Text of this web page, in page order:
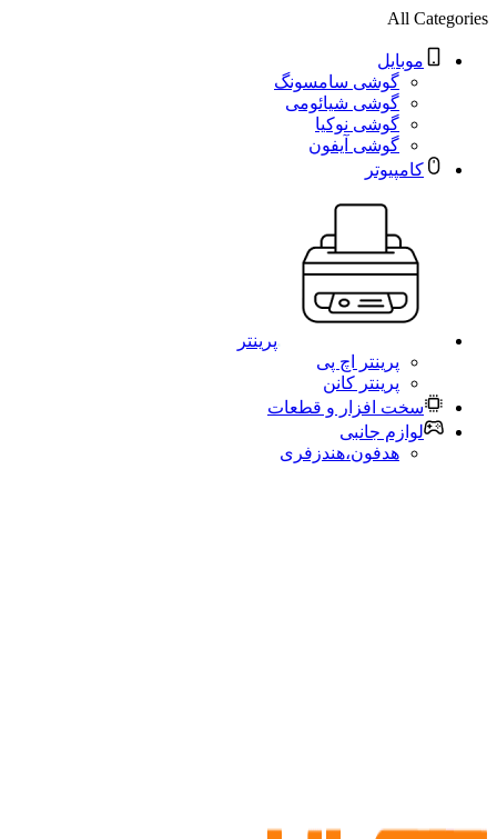
All Categories
موبایل
گوشی سامسونگ
گوشی شیائومی
گوشی نوکیا
گوشی آیفون
کامپیوتر
پرینتر
پرینتر اچ پی
پرینتر کانن
سخت افزار و قطعات
لوازم جانبی
هدفون،هندزفری